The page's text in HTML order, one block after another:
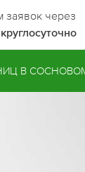
заявок через
круглосуточно
В